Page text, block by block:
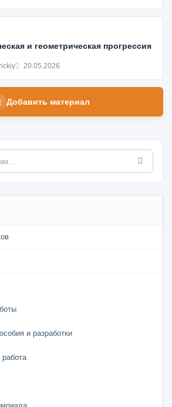
и геометрическая прогрессия
20.05.2026
Добавить материал
и разработки
работа